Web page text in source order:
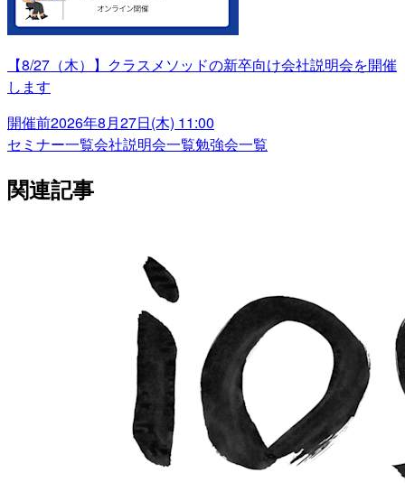
【8/27（木）】クラスメソッドの新卒向け会社説明会を開催
します
開催前2026年8月27日(木) 11:00
セミナー一覧会社説明会一覧勉強会一覧
関連記事